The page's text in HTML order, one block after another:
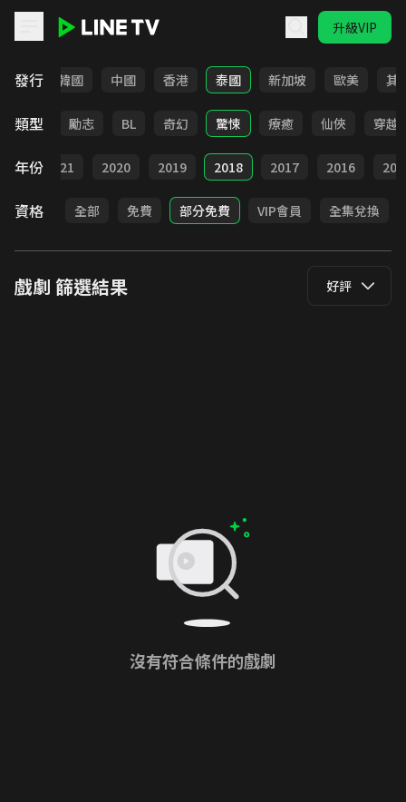
升級VIP
發行
日本 韓國 中國 香港 泰國 新加坡 歐美 其
類型
喜劇 勵志 BL 奇幻 驚悚 療癒 仙俠 穿越
年份 2021 2020 2019 2018 2017 2016
資格 全部 免費 部分免費 VIP會員 全集兌換
戲劇 篩選結果 好評
沒有符合條件的戲劇